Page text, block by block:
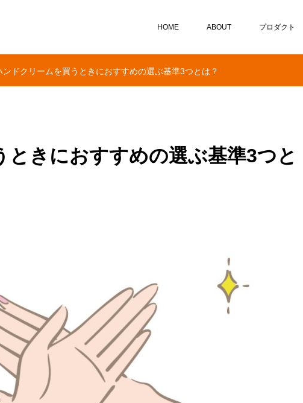
HOME ABOUT プロダクト
ンドクリームを買うときにおすすめの選ぶ基準3つとは？
きにおすすめの選ぶ基準3つと